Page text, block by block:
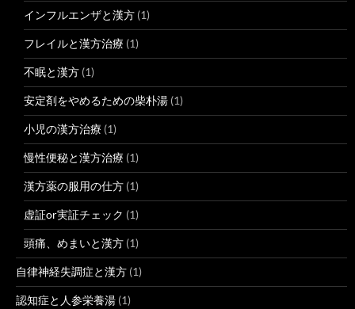
インフルエンザと漢方 (1)
フレイルと漢方治療 (1)
不眠と漢方 (1)
安定剤をやめるための柴朴湯 (1)
小児の漢方治療 (1)
慢性便秘と漢方治療 (1)
漢方薬の服用の仕方 (1)
虚証or実証チェック (1)
頭痛、めまいと漢方 (1)
自律神経失調症と漢方 (1)
認知症と人参栄養湯 (1)